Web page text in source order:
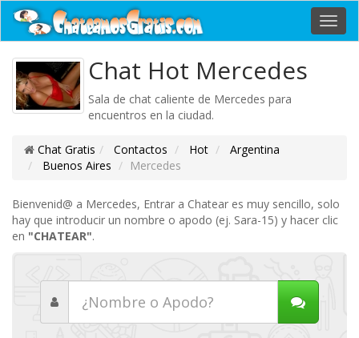
Chat Hot Mercedes
Sala de chat caliente de Mercedes para
encuentros en la ciudad.
Chat Gratis Contactos Hot
Argentina
Buenos Aires
Mercedes
Bienvenid@ a Mercedes, Entrar a Chatear es muy sencillo, solo
hay que introducir un nombre o apodo (ej. Sara-15) y hacer clic
en "CHATEAR".